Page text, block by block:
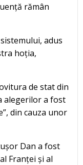
rămân
adus
hoția,
de stat din
alegerilor a fost
din cauza unor
Dan a fost
Franței și al